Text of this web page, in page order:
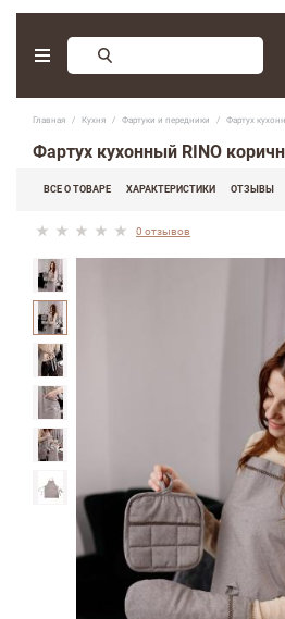
Главная Кухня Фартуки и передники Фартух
Фартух кухонный RINO
ВСЕ О ТОВАРЕ ХАРАКТЕРИСТИКИ ОТЗЫВЫ
0 отзывов
Заказ обратного звонка
(097) 416-90-33
(066) 339-07-15